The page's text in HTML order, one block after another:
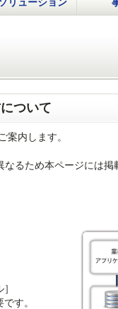
ついて
案内します。
るため本ページには
す。